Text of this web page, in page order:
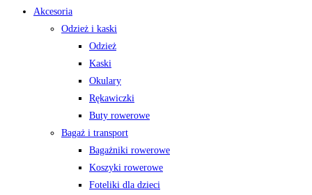
Akcesoria
Odzież i kaski
Odzież
Kaski
Okulary
Rękawiczki
Buty rowerowe
Bagaż i transport
Bagażniki rowerowe
Koszyki rowerowe
Foteliki dla dzieci